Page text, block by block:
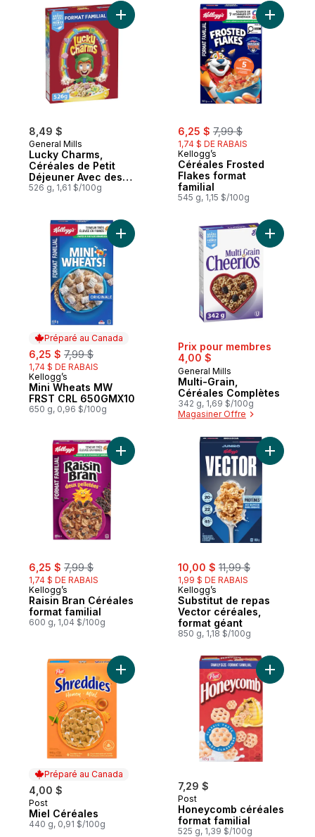
8,49 $
General Mills
Lucky Charms,
Céréales de Petit
Déjeuner Avec des
Guimauves, Grains
526 g, 1,61 $/100g
Ajouter Lucky Charms, Céréales de Petit
sale:
6,25 $ , formerly:
7,99 $
1,74 $ DE RABAIS
Kellogg’s
Céréales Frosted
Flakes format
familial
545 g, 1,15 $/100g
Ajouter
Préparé au Canada
sale:
6,25 $ , formerly:
7,99 $
1,74 $ DE RABAIS
Préparé au Canada
Kellogg’s
Mini Wheats MW
FRST CRL 650GMX10
650 g, 0,96 $/100g
Ajouter Mini Wheats MW FRST CRL
Prix pour membres
4,00 $
General Mills
Multi-Grain,
Céréales Complètes
342 g, 1,69 $/100g
Magasiner Offre
Ajouter
sale:
6,25 $ , formerly:
7,99 $
1,74 $ DE RABAIS
Kellogg’s
Raisin Bran Céréales
format familial
600 g, 1,04 $/100g
Ajouter Raisin Bran Céréales format
sale:
10,00 $ , formerly:
11,99 $
1,99 $ DE RABAIS
Kellogg’s
Substitut de repas
Vector céréales,
format géant
850 g, 1,18 $/100g
Ajouter
Préparé au Canada
4,00 $
Préparé au Canada
Post
Miel Céréales
440 g, 0,91 $/100g
Ajouter Miel Céréales au panier
7,29 $
Post
Honeycomb céréales
format familial
525 g, 1,39 $/100g
Ajouter